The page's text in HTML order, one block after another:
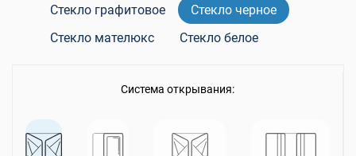
Стекло графитовое
Стекло черное
Стекло мателюкс
Стекло белое
Система открывания: